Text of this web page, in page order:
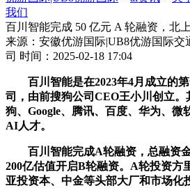
我们
百川智能完成 50 亿元 A 轮融资，北
来源：安徽优游国际|UB8优游国际交
司 时间：2025-02-18 17:04
百川智能是在2023年4月成立的第
司，由前搜狗公司CEO王小川创立。
狗、Google、腾讯、百度、华为、微
AI人才。
百川智能完成A轮融资，总融资金
200亿估值开启B轮融资。A轮投资方
亚投资本、中金等头部大厂和市场化